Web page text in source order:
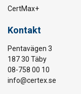
CertMax+
Kontakt
Pentavägen 3
187 30 Täby
08-758 00 10
info@certex.se